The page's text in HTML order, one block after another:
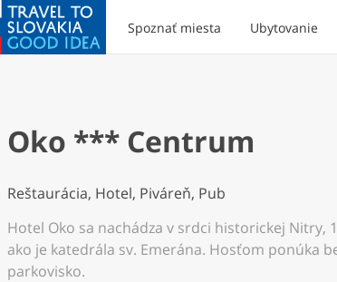
Spoznať miesta Ubytovanie
Oko *** Centrum
Reštaurácia, Hotel, Piváreň, Pub
Hotel Oko sa nachádza v srdci historickej Nitry,
ako je katedrála sv. Emerána. Hosťom ponúka
parkovisko.